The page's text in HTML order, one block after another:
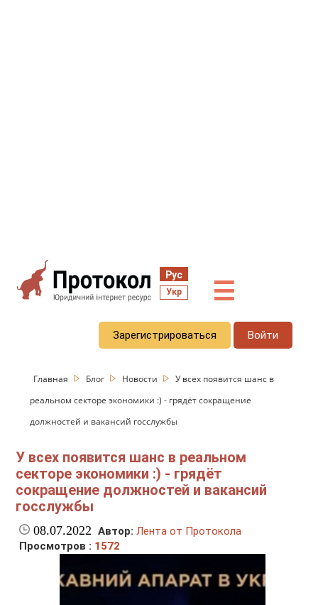
Рус
Укр ☰
Зарегистрироваться Войти
Главная Блог Новости
У всех появится шанс в
реальном секторе экономики :) - грядёт сокращение
должностей и вакансий госслужбы
У всех появится шанс в реальном
секторе экономики :) - грядёт
сокращение должностей и вакансий
госслужбы
08.07.2022 Автор: Лента от Протокола
Просмотров : 1572